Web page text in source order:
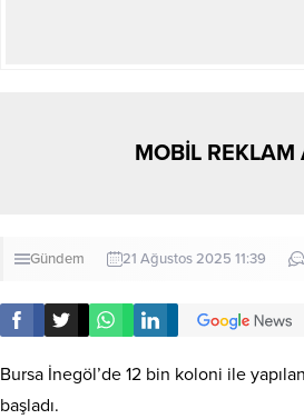
MOBİL REKLAM
Gündem 21 Ağustos 2025 11:39
Bursa İnegöl’de 12 bin koloni ile
başladı.